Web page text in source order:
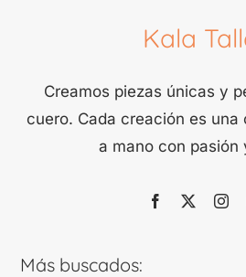
Kala
Creamos piezas únicas y
cuero. Cada creación es una
a mano con pasión
Más buscados: